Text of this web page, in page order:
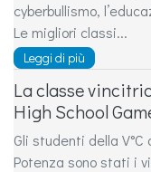
cyberbullismo,
Le migliori classi...
Leggi di più
La classe
High School
Gli studenti della
Potenza sono stati i